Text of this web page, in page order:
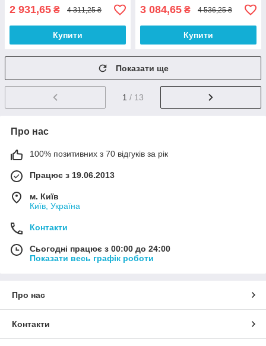
2 931,65 ₴ 4 311,25 ₴
Купити
3 084,65 ₴ 4 536,25 ₴
Купити
Показати ще
1 / 13
Про нас
100% позитивних з 70 відгуків за рік
Працює з 19.06.2013
м. Київ
Київ, Україна
Контакти
Сьогодні працює з 00:00 до 24:00
Показати весь графік роботи
Про нас
Контакти